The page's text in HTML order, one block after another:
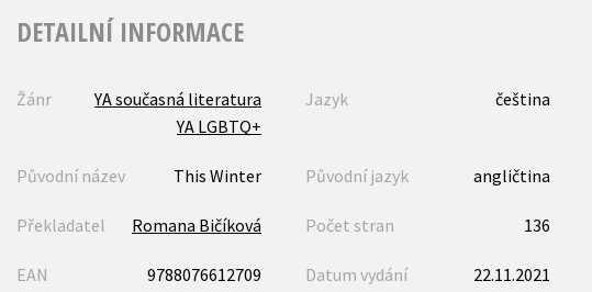
DETAILNÍ INFORMACE
Žánr
YA současná literatura
YA LGBTQ+
Jazyk čeština
Původní název This Winter Původní jazyk angličtina
Překladatel Romana Bičíková Počet stran 136
EAN 9788076612709 Datum vydání 22.11.2021